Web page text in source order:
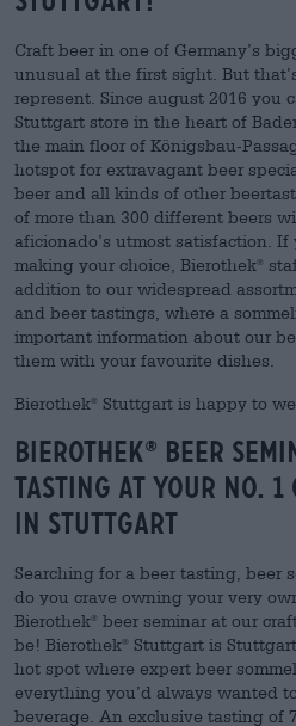
Craft beer in one of Germany’s
unusual at the first sight. But
represent. Since august 2016 you
Stuttgart store in the heart of
the main floor of Königsbau-
hotspot for extravagant beer
beer and all kinds of other
of more than 300 different beers
aficionado’s utmost satisfaction.
making your choice, Bierothek®
addition to our widespread
and beer tastings, where a
important information about our
them with your favourite dishes.
Bierothek® Stuttgart is happy to
Bierothek® beer
tasting at your No.
in Stuttgart
Searching for a beer tasting, beer
do you crave owning your very
Bierothek®
beer seminar at our
be! Bierothek®
Stuttgart is
hot spot where expert beer
everything you’d always wanted
beverage. An exclusive tasting of